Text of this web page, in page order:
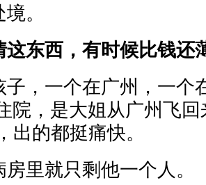
。
这东西，有时候比钱还
子，一个在广州，一个
院，是大姐从广州飞
出的都挺痛快。
里就只剩他一个人。